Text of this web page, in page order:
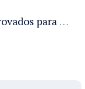
Prefeitura de Manaus convoca aprovados para Campanha de Vacinação Antirrábica Animal e fixa prazo para pré-admissão